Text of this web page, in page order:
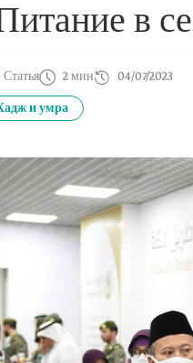
в
Статья 2 мин 04/07/2023
и умра